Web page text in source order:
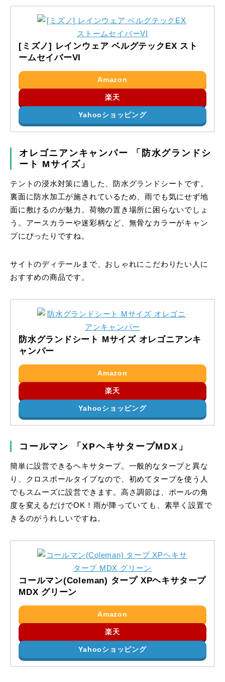
[ミズノ] レインウェア ベルグテックEX スト
ームセイバーVI
Amazon
楽天
Yahooショッピング
オレゴニアンキャンパー 「防水グランドシ
ート Mサイズ」
テントの浸水対策に適した、防水グランドシートです。
裏面に防水加工が施されているため、雨でも気にせず地
面に敷けるのが魅力。荷物の置き場所に困らないでしょ
う。アースカラーや迷彩柄など、無骨なカラーがキャン
プにぴったりですね。
サイトのディテールまで、おしゃれにこだわりたい人に
おすすめの商品です。
防水グランドシート Mサイズ オレゴニアンキ
ャンパー
Amazon
楽天
Yahooショッピング
コールマン 「XPヘキサタープMDX」
簡単に設営できるヘキサタープ。一般的なタープと異な
り、クロスポールタイプなので、初めてタープを使う人
でもスムーズに設営できます。高さ調節は、ポールの角
度を変えるだけでOK！雨が降っていても、素早く設置で
きるのがうれしいですね。
コールマン(Coleman) タープ XPヘキサタープ
MDX グリーン
Amazon
楽天
Yahooショッピング